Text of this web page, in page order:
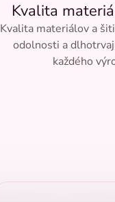
Kvalita
Kvalita materiálov a
odolnosti a
každého